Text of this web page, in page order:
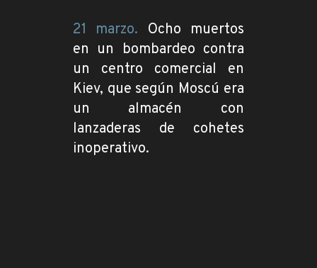
21 marzo. Ocho muertos
en un bombardeo contra
un centro comercial en
Kiev, que según Moscú era
un almacén con
lanzaderas de cohetes
inoperativo.